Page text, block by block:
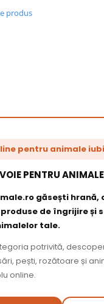
produs
pentru animale
PENTRU
găsești hrană,
de îngrijire și
tale.
potrivită,
pești, rozătoare și
online.